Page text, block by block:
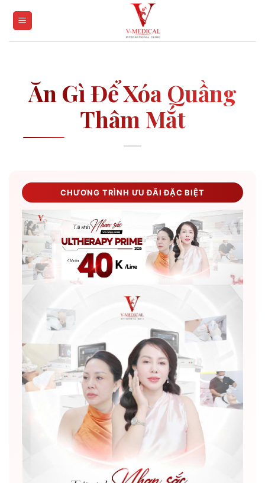
Ăn Gì Để Xóa Quầng
Thâm Mắt
CHƯƠNG TRÌNH ƯU ĐÃI ĐẶC BIỆT